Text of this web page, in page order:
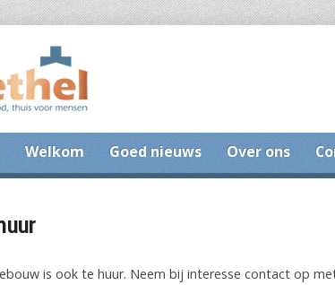
Welkom Goed nieuws Over ons
is ook te huur. Neem bij interesse contact op